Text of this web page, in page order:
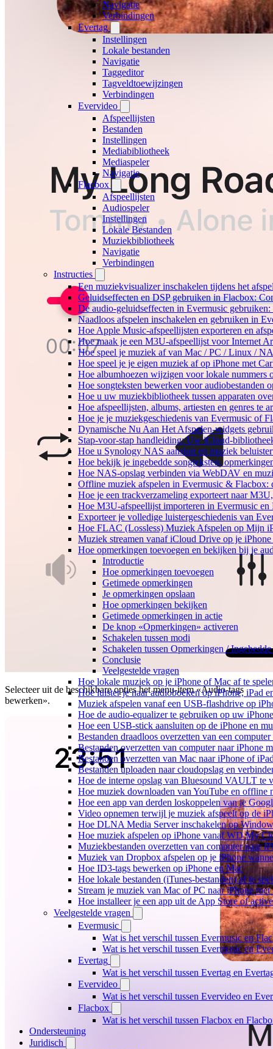
Navigatie
Verbindingen
Evertag
Instellingen
Lokale bestanden
Navigatie
Taggeditor
Tagveldtoewijzingen
Verbindingen
Evervideo
Afspeellijsten
Bestanden
Instellingen
Mediabibliotheek
Mediaspeler
Navigatie
Flacbox
Afspeellijsten
Audiospeler
Instellingen
Lokale Bestanden
Muziekbibliotheek
Navigatie
Verbindingen
Instructies
Een muziekvisualizer inschakelen tijdens het
Geluidseffecten en DSP gebruiken in Flacbox:
De audio-geluidseffecten in Evermusic
Naadloos afspelen inschakelen en gebruiken in
Hoe Apple Music-afspeellijsten exporteren en
Hoe maak je een M3U-afspeellijst voor Internet
Hoe speel je muziek af van Mac / PC / Linux /
Hoe speel je je eigen muziek af op iPhone met
Hoe albumhoezen wijzigen voor lokale nummers
Hoe songteksten bewerken voor audiobestanden
Hoe u uw muziekbibliotheek tussen apparaten
Hoe afspeellijsten, albums, artiesten en genres te
Hoe je je muziekgeschiedenis van Evermusic of
Dynamische Nu Aan Het Afspelen-widgets
Stap-voor-stap handleiding: Uw iCloud-
Hoe u Synology NAS aansluit en muziek
Hoe bekijk je ingebedde songteksten,
Hoe NAS-opslag verbinden via WebDAV en
Offline muziek afspelen in Evermusic & Flacbox:
Hoe je een trackverzameling exporteert naar
Hoe M3U-afspeellijst importeren in Evermusic en
Exporteer je volledige luistergeschiedenis van
Hoe FLAC (Lossless) Muziek Afspelen op Mijn
Muziek streamen vanaf iCloud Drive op je
Hoe opmerkingen toevoegen en bekijken bij je
Introductie
Hoe opmerkingen toevoegen
Getimede opmerkingen
Je opmerkingen opslaan
Hoe opmerkingen bekijken
Getimede opmerkingen in actie
De knop «Opmerkingen» activeren
Schakelen tussen modi
Schakelen tussen Opmerkingen /
Conclusie
Veelgestelde vragen
Hoe lokale muziek op je iPhone of Mac af te
Hoe luister je naar audioboeken op iPhone, iPad
Muziek afspelen vanaf een USB-flashdrive op
Hoe de audio-equalizer te gebruiken op uw
Hoe een USB-stick aansluiten op de iPhone en
Bestanden draadloos overzetten van een
Bestanden overzetten van computer naar iPhone
Bestanden overzetten van Mac naar iPhone of
Bestanden uploaden naar cloudopslag en
Hoe de interne opslag van Bluesound VAULT te
Hoe muziek downloaden van YouTube en offline
Hoe een app van derden loskoppelen van je
Video opnemen terwijl je muziek afspeelt op de
Hoe DLNA Media Server inschakelen op
Hoe muziek afspelen op iPhone vanaf WD My
Muziekbestanden overzetten van computer naar
Muziek van Dropbox afspelen op je iPhone
Hoe ID3-tags bewerken op iPhone en Mac
Hoe lokale bestanden (iTunes-bestanden) af te
Stream je muziek van Mac of PC naar iPhone
Hoe installeer je een app uit de App Store of
Veelgestelde vragen
Evermusic
Wat is het verschil tussen Evermusic en
Wat is het verschil tussen Evermusic en
Evertag
Wat is het verschil tussen Evertag en
Evervideo
Wat is het verschil tussen Evervideo en
Flacbox
Wat is het verschil tussen Flacbox en
Ondersteuning
Juridisch
Selecteer uit de beschikbare opties het menu-item «Audio-tags
bewerken».